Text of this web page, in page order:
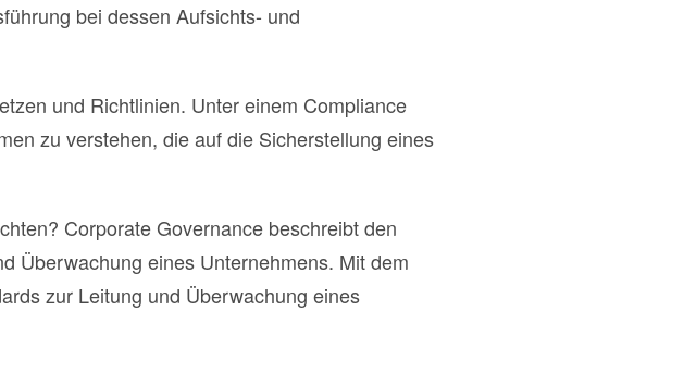
bei dessen Aufsichts- und
und Richtlinien. Unter einem Compliance
zu verstehen, die auf die Sicherstellung eines
Corporate Governance beschreibt den
Überwachung eines Unternehmens. Mit dem
zur Leitung und Überwachung eines